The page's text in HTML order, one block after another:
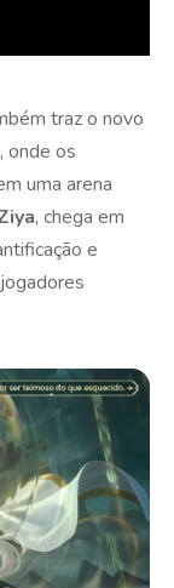
traz o novo
, onde os
uma arena
, chega em
e